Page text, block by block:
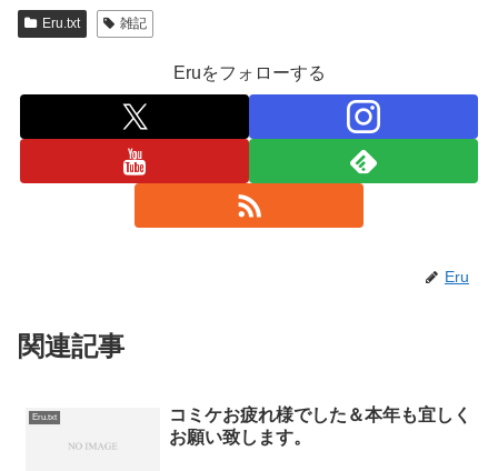
Eru.txt 雑記
Eruをフォローする
Eru
関連記事
Eru.txt
コミケお疲れ様でした＆本年も宜しく
お願い致します。